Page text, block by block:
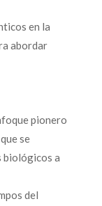
en la
abordar
pionero
se
biológicos a
del